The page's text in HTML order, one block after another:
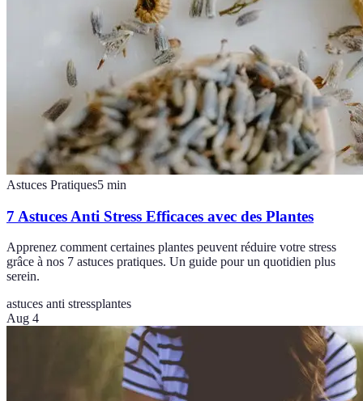
Astuces Pratiques5 min
7 Astuces Anti Stress Efficaces avec des Plantes
Apprenez comment certaines plantes peuvent réduire votre stress
grâce à nos 7 astuces pratiques. Un guide pour un quotidien plus
serein.
astuces anti stressplantes
Aug 4